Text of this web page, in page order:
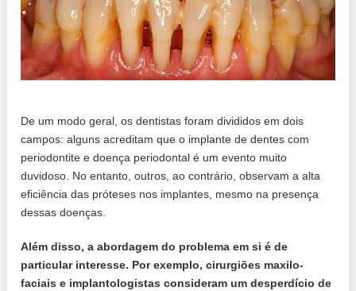
De um modo geral, os dentistas foram divididos em dois
campos: alguns acreditam que o implante de dentes com
periodontite e doença periodontal é um evento muito
duvidoso. No entanto, outros, ao contrário, observam a alta
eficiência das próteses nos implantes, mesmo na presença
dessas doenças.
Além disso, a abordagem do problema em si é de
particular interesse. Por exemplo, cirurgiões maxilo-
faciais e implantologistas consideram um desperdício de